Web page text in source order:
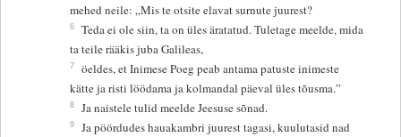
mehed neile: „Mis te otsite elavat surnute juurest?
6 Teda ei ole siin, ta on üles äratatud. Tuletage meelde, mida
ta teile rääkis juba Galileas,
7 öeldes, et Inimese Poeg peab antama patuste inimeste
kätte ja risti löödama ja kolmandal päeval üles tõusma.”
8 Ja naistele tulid meelde Jeesuse sõnad.
9 Ja pöördudes hauakambri juurest tagasi, kuulutasid nad